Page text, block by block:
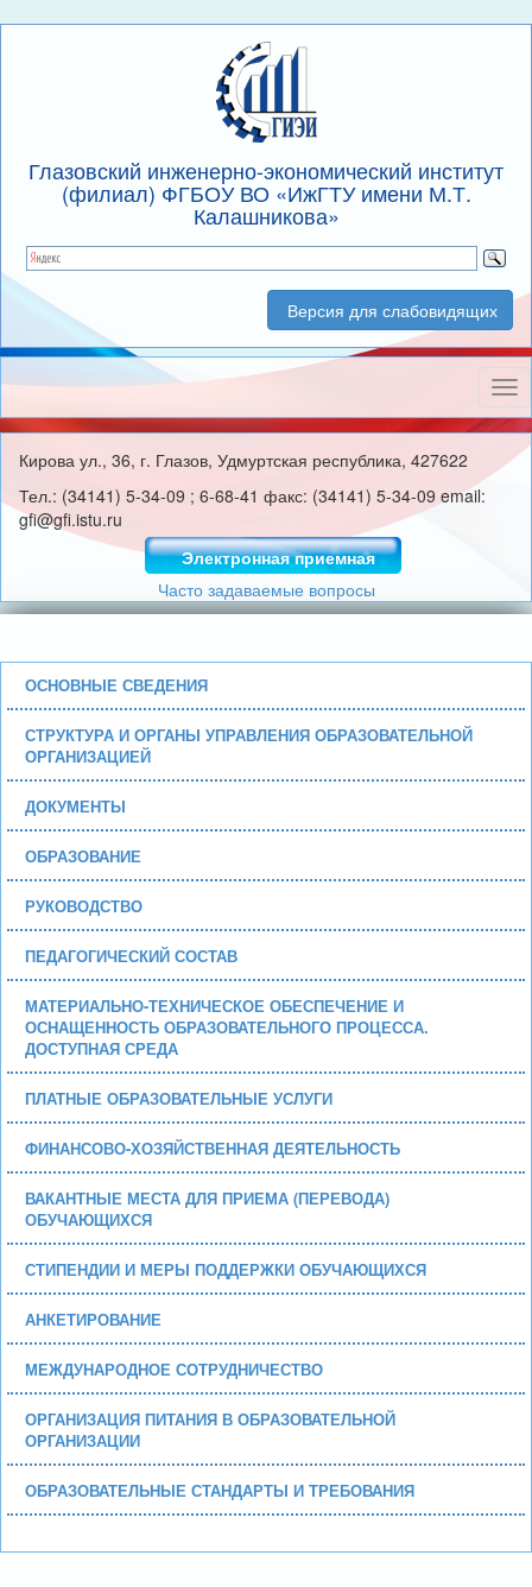
Глазовский инженерно-экономический институт
(филиал) ФГБОУ ВО «ИжГТУ имени М.Т.
Калашникова»
Версия для слабовидящих
Кирова ул., 36, г. Глазов, Удмуртская республика, 427622
Тел.: (34141) 5-34-09 ; 6-68-41 факс: (34141) 5-34-09 email:
gfi@gfi.istu.ru
Электронная приемная
Часто задаваемые вопросы
ОСНОВНЫЕ СВЕДЕНИЯ
СТРУКТУРА И ОРГАНЫ УПРАВЛЕНИЯ ОБРАЗОВАТЕЛЬНОЙ
ОРГАНИЗАЦИЕЙ
ДОКУМЕНТЫ
ОБРАЗОВАНИЕ
РУКОВОДСТВО
ПЕДАГОГИЧЕСКИЙ СОСТАВ
МАТЕРИАЛЬНО-ТЕХНИЧЕСКОЕ ОБЕСПЕЧЕНИЕ И
ОСНАЩЕННОСТЬ ОБРАЗОВАТЕЛЬНОГО ПРОЦЕССА.
ДОСТУПНАЯ СРЕДА
ПЛАТНЫЕ ОБРАЗОВАТЕЛЬНЫЕ УСЛУГИ
ФИНАНСОВО-ХОЗЯЙСТВЕННАЯ ДЕЯТЕЛЬНОСТЬ
ВАКАНТНЫЕ МЕСТА ДЛЯ ПРИЕМА (ПЕРЕВОДА)
ОБУЧАЮЩИХСЯ
СТИПЕНДИИ И МЕРЫ ПОДДЕРЖКИ ОБУЧАЮЩИХСЯ
АНКЕТИРОВАНИЕ
МЕЖДУНАРОДНОЕ СОТРУДНИЧЕСТВО
ОРГАНИЗАЦИЯ ПИТАНИЯ В ОБРАЗОВАТЕЛЬНОЙ
ОРГАНИЗАЦИИ
ОБРАЗОВАТЕЛЬНЫЕ СТАНДАРТЫ И ТРЕБОВАНИЯ